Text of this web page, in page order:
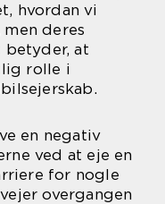
hvordan vi
deres
at
rolle i
en negativ
ved at eje en
for nogle
overgangen